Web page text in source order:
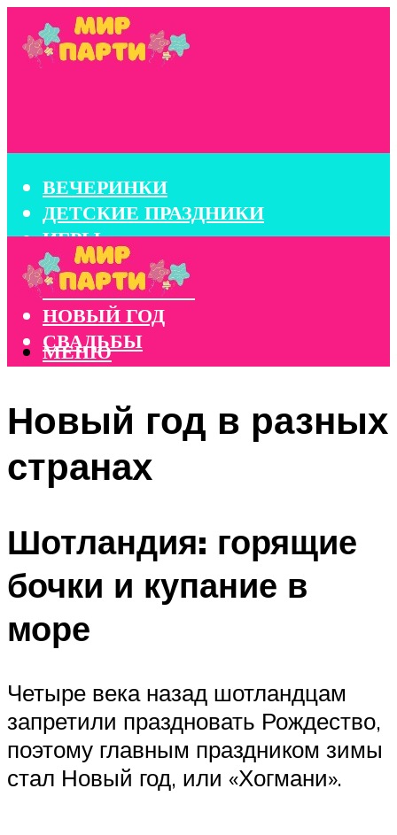
ВЕЧЕРИНКИ
ДЕТСКИЕ ПРАЗДНИКИ
ИГРЫ
КОНКУРСЫ
КОРПОРАТИВЫ
НОВЫЙ ГОД
СВАДЬБЫ
МЕНЮ
Новый год в разных
странах
Шотландия: горящие
бочки и купание в
море
Четыре века назад шотландцам
запретили праздновать Рождество,
поэтому главным праздником зимы
стал Новый год, или «Хогмани».